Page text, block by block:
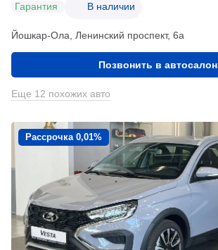
Гарантия В наличии
Йошкар-Ола, Ленинский проспект, 6а
Позвонить в автосалон
Еще 12 похожих авто
Рассрочка 0,01%